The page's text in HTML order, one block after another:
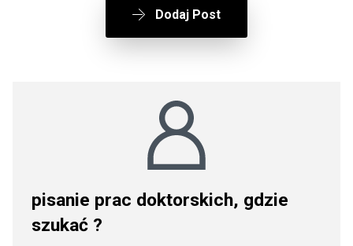
Dodaj Post
pisanie prac doktorskich, gdzie
szukać ?